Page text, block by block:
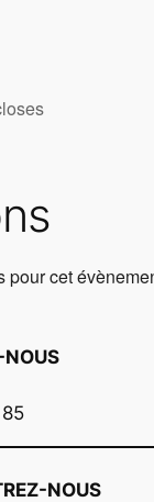
pour cet
NOUS
NOUS